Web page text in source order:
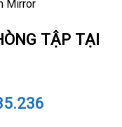
Mirror
TẬP TẠI